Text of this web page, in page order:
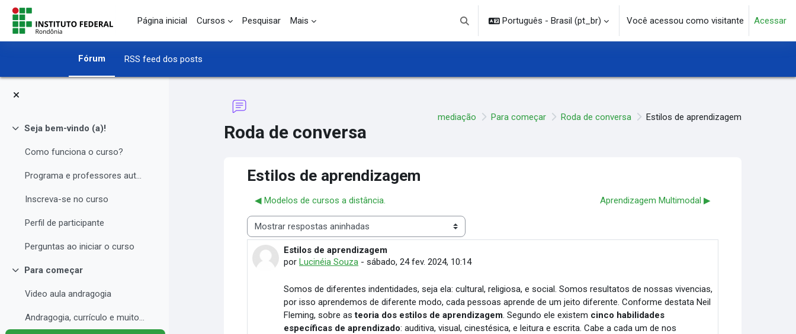
Ir para o conteúdo principal
Página inicial
Cursos Pesquisar Mais
Alternar entrada de pesquisa
Português - Brasil ‎(pt_br)‎ Você acessou como visitante Acessar
Fórum RSS feed dos posts
Contrair
Seja bem-vindo (a)!
Como funciona o curso?
Programa e professores autores
Inscreva-se no curso
Perfil de participante
Perguntas ao iniciar o curso
Contrair
Para começar
Video aula andragogia
Andragogia, currículo e muito mais
Roda de conversa
mediação Para começar Roda de conversa Estilos de aprendizagem
Estilos de aprendizagem
◀︎ Modelos de cursos a distância. Aprendizagem Multimodal ▶︎
Modo de visualização
Estilos de aprendizagem
porLucinéia Souza -sábado, 24 fev. 2024, 10:14
Número de respostas: 0
Somos de diferentes indentidades, seja ela: cultural, religiosa, e social. Somos resultatos de nossas vivencias,
por isso aprendemos de diferente modo, cada pessoas aprende de um jeito diferente. Conforme destata Neil
Fleming, sobre asteoria dos estilos de aprendizagem. Segundo ele existem cinco habilidades
específicas de aprendizado: auditiva,visual,cinestésica, e leitura e escrita. Cabe a cada um de nos